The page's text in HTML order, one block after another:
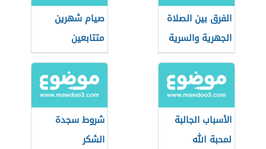
الفرق بين الصلاة
الجهرية والسرية
صيام شهرين
متتابعين
الأسباب الجالبة
لمحبة الله
شروط سجدة
الشكر